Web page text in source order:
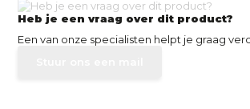
Heb je een vraag over dit product?
Een van onze specialisten helpt je graag